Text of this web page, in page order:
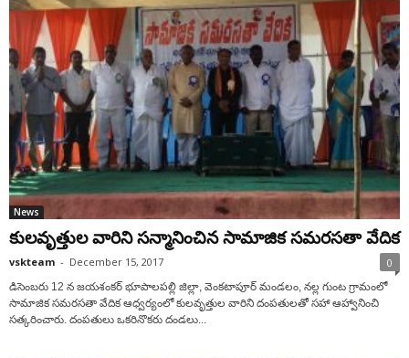
News
కులవృత్తుల వారిని సన్మానించిన సామాజిక సమరసతా వేదిక
vskteam - December 15, 2017 0
డిసెంబరు 12 న జయశంకర్ భూపాలపల్లి జిల్లా, వెంకటాపూర్ మండలం, నల్ల గుంట గ్రామంలో
సామాజిక సమరసతా వేదిక ఆధ్వర్యంలో కులవృత్తుల వారిని దంపతులతో సహా ఆహ్వానించి
సత్కరించారు. దంపతులు ఒకరినొకరు దండలు...